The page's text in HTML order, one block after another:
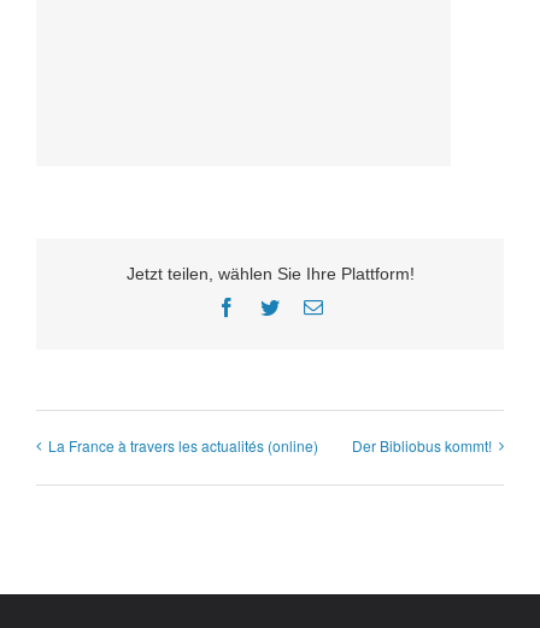
Jetzt teilen, wählen Sie Ihre Plattform!
Facebook
TwitterE-
La France à travers les actualités (online) Der Bibliobus kommt!